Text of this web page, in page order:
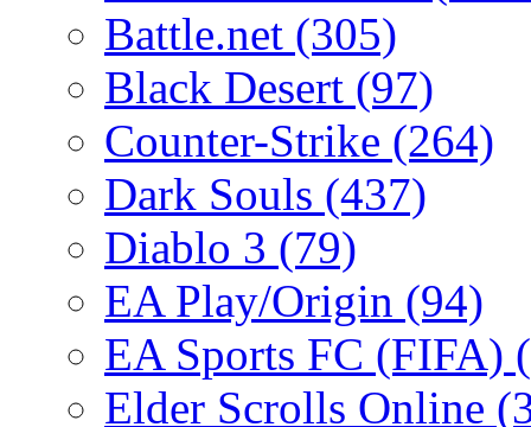
Battle.net (305)
Black Desert (97)
Counter-Strike (264)
Dark Souls (437)
Diablo 3 (79)
EA Play/Origin (94)
EA Sports FC (FIFA)
Elder Scrolls Online